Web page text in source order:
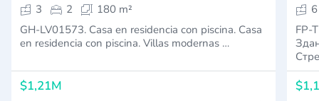
3
2
180 m²
GH-LV01573. Casa en residencia con piscina. Casa
en residencia con piscina. Villas modernas …
$1,21M
6
FP-